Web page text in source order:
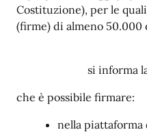
Costituzione), per le
(firme) di almeno 50.000
si informa
che è possibile firmare:
nella